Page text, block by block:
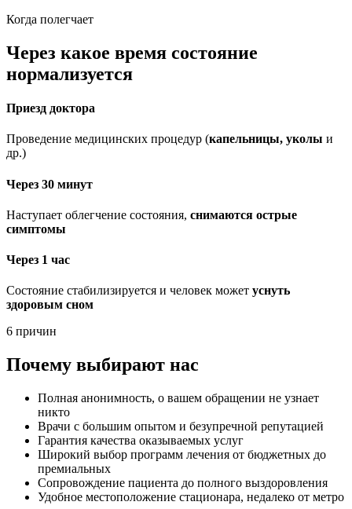
Когда полегчает
Через какое время состояние
нормализуется
Приезд доктора
Проведение медицинских процедур (капельницы, уколы и
др.)
Через 30 минут
Наступает облегчение состояния, снимаются острые
симптомы
Через 1 час
Состояние стабилизируется и человек может уснуть
здоровым сном
6 причин
Почему выбирают нас
Полная анонимность, о вашем обращении не узнает
никто
Врачи с большим опытом и безупречной репутацией
Гарантия качества оказываемых услуг
Широкий выбор программ лечения от бюджетных до
премиальных
Сопровождение пациента до полного выздоровления
Удобное местоположение стационара, недалеко от метро